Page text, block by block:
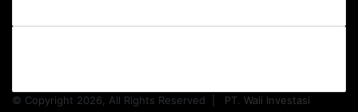
© Copyright 2026, All Rights Reserved |
PT. Wali Investasi